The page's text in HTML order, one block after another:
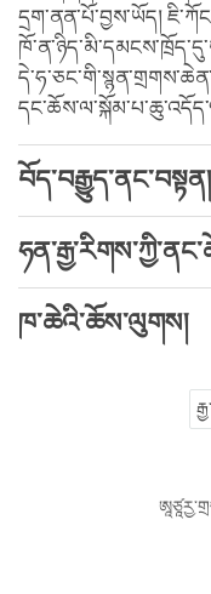
དྲག་ནན་པོ་བྱས་ཡོད།
བོད་བརྒྱུད་ནང་བསྟན།
ཁ་ཆེའི་ཆོས་ལུགས།